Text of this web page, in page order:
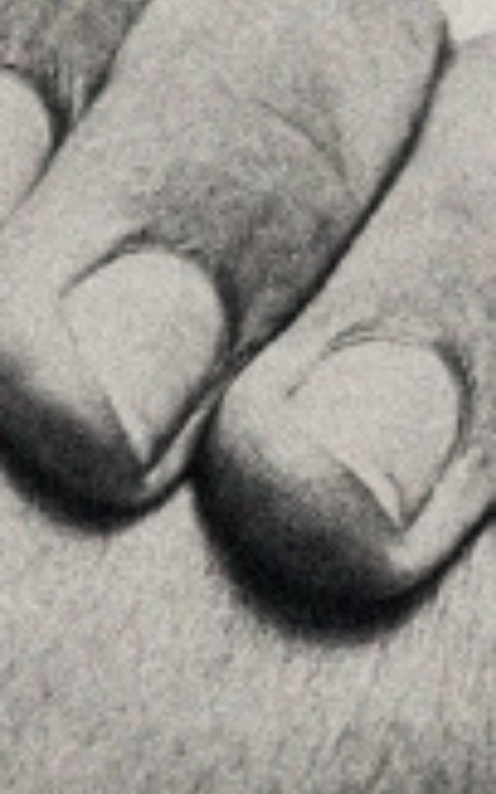
See on GoogleMaps
Príncipe de Vergara, 108 , 5ª planta
28002 , Madrid
+34 915759925
See on GoogleMaps
MENU
Home
About Us
Team
Advice
Insights
Contact
FOLLOW US
Linkedin
Instagram
Youtube